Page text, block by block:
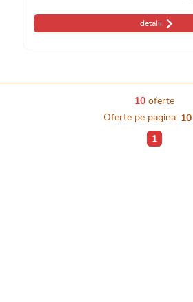
detalii
10 oferte
Oferte pe pagina: 10
1